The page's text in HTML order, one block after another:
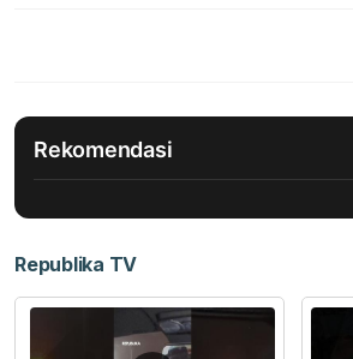
Rekomendasi
Republika TV